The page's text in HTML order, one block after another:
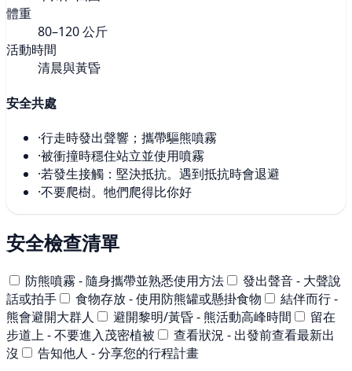
體重
80–120 公斤
活動時間
清晨與黃昏
安全共處
·行走時發出聲響；攜帶驅熊噴霧
·被衝撞時穩住站立並使用噴霧
·若發生接觸：堅決抵抗。遇到抵抗時會退避
·不要爬樹。牠們爬得比你好
安全檢查清單
防熊噴霧 - 隨身攜帶並熟悉使用方法
發出聲音 - 大聲說
話或拍手
食物存放 - 使用防熊罐或懸掛食物
結伴而行 -
熊會避開大群人
避開黎明/黃昏 - 熊活動高峰時間
留在
步道上 - 不要進入茂密植被
查看狀況 - 出發前查看最新出
沒
告知他人 - 分享您的行程計畫